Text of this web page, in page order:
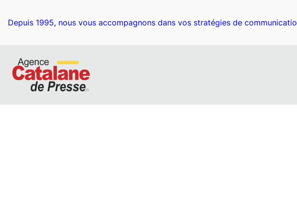
Depuis 1995, nous vous accompagnons dans vos stratégies de